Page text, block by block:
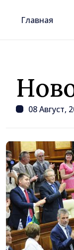
Главная
08 Август,